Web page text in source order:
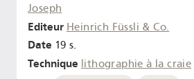
Joseph
Editeur Heinrich Füssli & Co.
Date 19 s.
Technique lithographie à la craie